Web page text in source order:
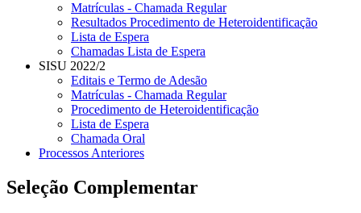
Matrículas - Chamada Regular
Resultados Procedimento de Heteroidentificação
Lista de Espera
Chamadas Lista de Espera
SISU 2022/2
Editais e Termo de Adesão
Matrículas - Chamada Regular
Procedimento de Heteroidentificação
Lista de Espera
Chamada Oral
Processos Anteriores
Seleção Complementar